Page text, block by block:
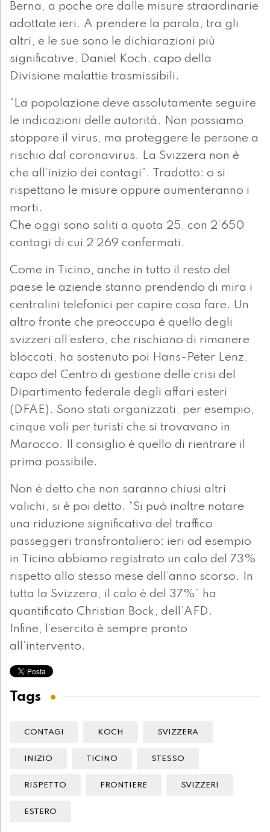
Berna, a poche ore dalle misure straordinarie
adottate ieri. A prendere la parola, tra gli
altri, e le sue sono le dichiarazioni più
significative, Daniel Koch, capo della
Divisione malattie trasmissibili.
“La popolazione deve assolutamente seguire
le indicazioni delle autorità. Non possiamo
stoppare il virus, ma proteggere le persone a
rischio dal coronavirus. La Svizzera non è
che all’inizio dei contagi”. Tradotto: o si
rispettano le misure oppure aumenteranno i
morti.
Che oggi sono saliti a quota 25, con 2’650
contagi di cui 2’269 confermati.
Come in Ticino, anche in tutto il resto del
paese le aziende stanno prendendo di mira i
centralini telefonici per capire cosa fare. Un
altro fronte che preoccupa è quello degli
svizzeri all’estero, che rischiano di rimanere
bloccati, ha sostenuto poi Hans-Peter Lenz,
capo del Centro di gestione delle crisi del
Dipartimento federale degli affari esteri
(DFAE). Sono stati organizzati, per esempio,
cinque voli per turisti che si trovavano in
Marocco. Il consiglio è quello di rientrare il
prima possibile.
Non è detto che non saranno chiusi altri
valichi, si è poi detto. “Si può inoltre notare
una riduzione significativa del traffico
passeggeri transfrontaliero: ieri ad esempio
in Ticino abbiamo registrato un calo del 73%
rispetto allo stesso mese dell’anno scorso. In
tutta la Svizzera, il calo è del 37%” ha
quantificato Christian Bock, dell’AFD.
Infine, l’esercito è sempre pronto
all’intervento.
Tags
CONTAGI KOCH SVIZZERA
INIZIO TICINO STESSO
RISPETTO FRONTIERE SVIZZERI
ESTERO